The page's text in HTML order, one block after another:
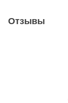
Отзывы